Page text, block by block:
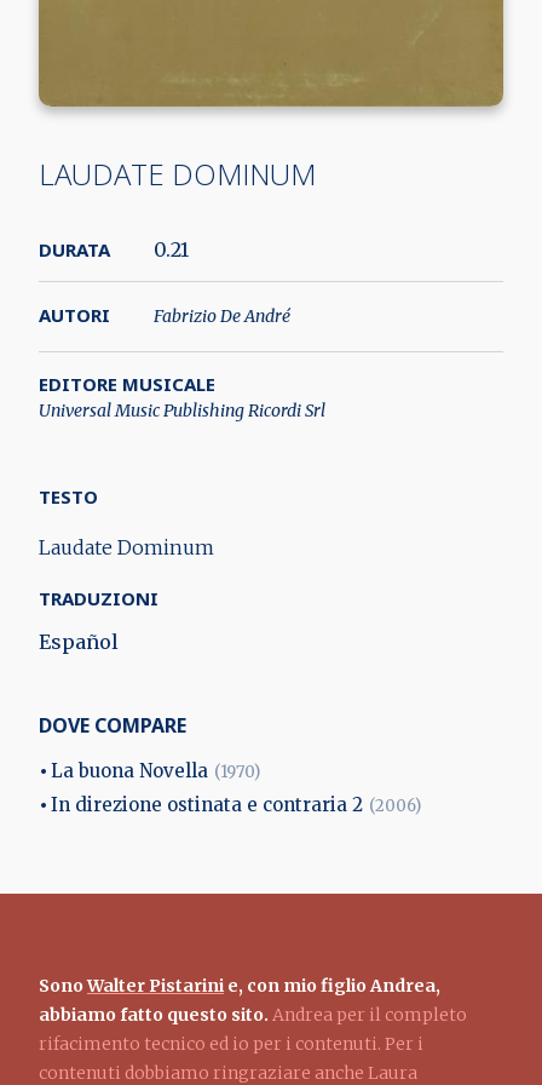
LAUDATE DOMINUM
DURATA 0.21
AUTORI Fabrizio De André
EDITORE MUSICALE
Universal Music Publishing Ricordi Srl
TESTO
Laudate Dominum
TRADUZIONI
Español
DOVE COMPARE
La buona Novella (1970)
In direzione ostinata e contraria 2 (2006)
SonoWalter Pistarini e, con mio figlio Andrea,
abbiamo fatto questo sito. Andrea per il completo
rifacimento tecnico ed io per i contenuti. Per i
contenuti dobbiamo ringraziare anche Laura